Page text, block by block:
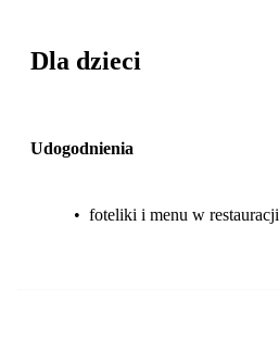
Dla dzieci
Udogodnienia
• foteliki i menu w restauracji